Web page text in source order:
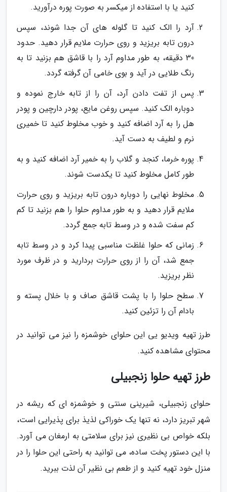
کنید یا با استفاده از میکسر به صورت پوره درآورید.
آرد را الک کنید تا گلوله های آن جدا شوند، سپس
درون تابه بریزید و روی حرارت ملایم قرار دهید. حدود
30 دقیقه، به طور مداوم آرد را با قاشق هم بزنید تا به
رنگ طلایی در آید و بوی خامی آن گرفته گردد.
پس از تفت دادن آرد، آن را از تابه خارج نموده و
دوباره الک کنید. سپس روغن مایع، پودر دارچین و پودر
هل را به آرد اضافه کنید و خوب مخلوط کنید تا خمیری
نرم و لطیف به دست آید.
پوره خرما، کنجد و گلاب را به خمیر آرد اضافه کنید و به
طور کامل مخلوط کنید تا یکدست شوند.
مخلوط نهایی را دوباره درون تابه بریزید و روی حرارت
ملایم قرار دهید و به طور مداوم حلوا را هم بزنید تا کم
کم سفت شده و در وسط تابه جمع گردد.
زمانی که حلوا غلظت مناسبی پیدا کرد و در وسط تابه
جمع شد، آن را از روی حرارت بردارید و در ظرف مورد
نظر بریزید.
سطح حلوا را با پشت قاشق صاف و با خلال پسته و
بادام آن را تزئین کنید.
طرز تهیه ویدیو یی این حلوای خوشمزه را نیز می توانید در
محتوای مشاهده کنید.
طرز تهیه حلوا زنجبیلی
حلوای زنجبیلی، شیرینی سنتی و خوشمزه ای که ریشه در
شهر تبریز دارد، نه تنها یک خوراکی لذیذ برای پذیرایی است،
بلکه خواص بی نظیری نیز برای سلامتی به ارمغان می آورد.
با این دستور پخت ساده، می توانید به راحتی این حلوا را در
منزل خود تهیه کنید و از طعم بی نظیر آن لذت ببرید.